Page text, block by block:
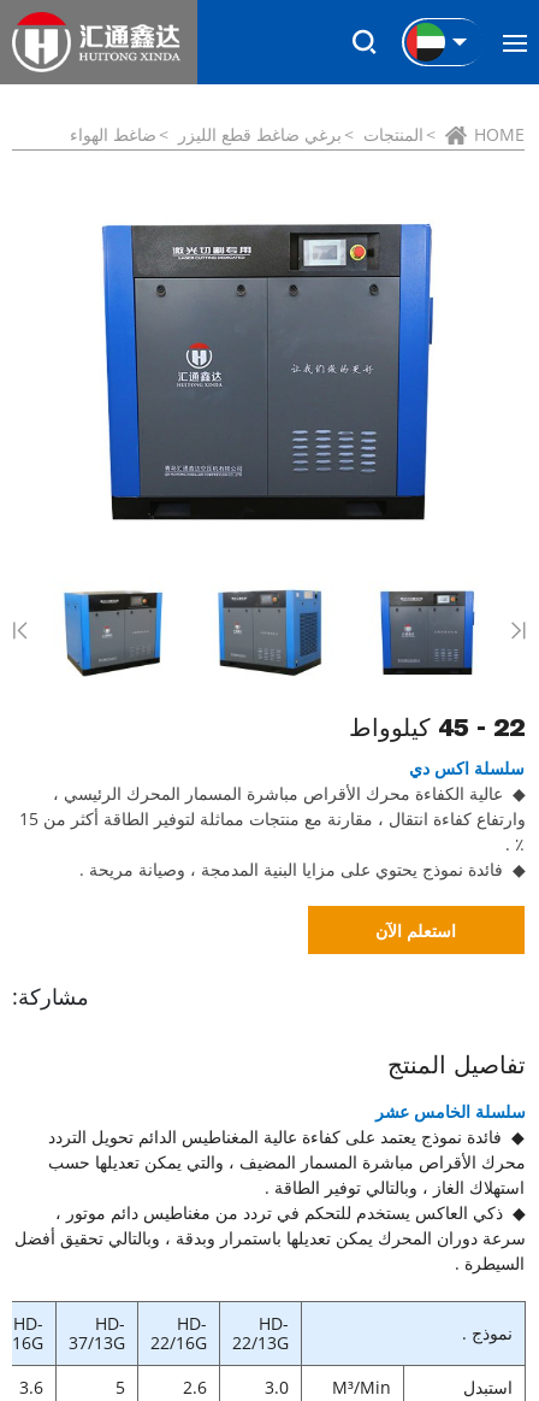
HOME المنتجات برغي ضاغط قطع الليزر ضاغط الهواء
22 - 45 كيلوواط
سلسلة اكس دي
◆ عالية الكفاءة محرك الأقراص مباشرة المسمار المحرك الرئيسي ،
وارتفاع كفاءة انتقال ، مقارنة مع منتجات مماثلة لتوفير الطاقة أكثر من 15
٪ .
◆ فائدة نموذج يحتوي على مزايا البنية المدمجة ، وصيانة مريحة .
استعلم الآن
مشاركة:
تفاصيل المنتج
سلسلة الخامس عشر
◆ فائدة نموذج يعتمد على كفاءة عالية المغناطيس الدائم تحويل التردد
محرك الأقراص مباشرة المسمار المضيف ، والتي يمكن تعديلها حسب
استهلاك الغاز ، وبالتالي توفير الطاقة .
◆ ذكي العاكس يستخدم للتحكم في تردد من مغناطيس دائم موتور ،
سرعة دوران المحرك يمكن تعديلها باستمرار وبدقة ، وبالتالي تحقيق أفضل
السيطرة .
نموذج .
HD-
22/13G
HD-
22/16G
HD-
37/13G
HD-
16G
استبدل
M³/Min
3.0
2.6
5
3.6